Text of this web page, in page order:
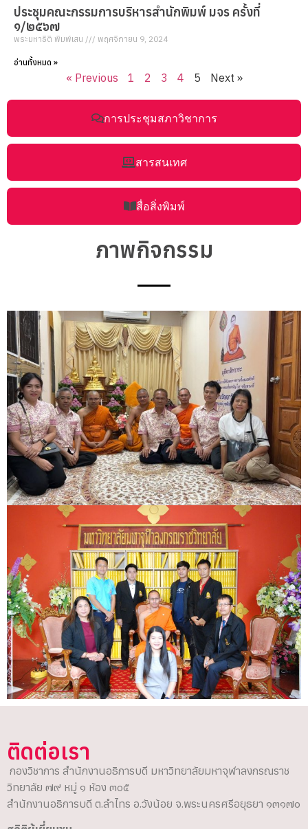
การประชุมสภาวิชาการ
สารสนเทศ
สื่อสิ่งพิมพ์
ประชุมคณะกรรมการบริหารสำนักพิมพ์ มจร ครั้งที่
๑/๒๕๖๗
พระมหาธิติ พิมพ์เสน พฤศจิกายน 9, 2024
อ่านทั้งหมด »
« Previous 1 2 3 4 5 Next »
ภาพกิจกรรม
ติดต่อเรา
กองวิชาการ สำนักงานอธิการบดี มหาวิทยาลัยมหาจุฬาลงกรณราช
วิทยาลัย ๗๙ หมู่ ๑ ห้อง ๓๐๕
สำนักงานอธิการบดี ต.ลำไทร อ.วังน้อย จ.พระนครศรีอยุธยา ๑๓๑๗๐